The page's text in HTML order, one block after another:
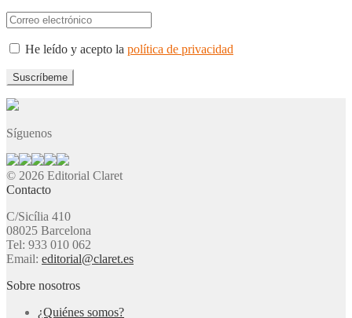
He leído y acepto la política de privacidad
Síguenos
© 2026 Editorial Claret
Contacto
C/Sicília 410
08025 Barcelona
Tel: 933 010 062
Email: editorial@claret.es
Sobre nosotros
¿Quiénes somos?